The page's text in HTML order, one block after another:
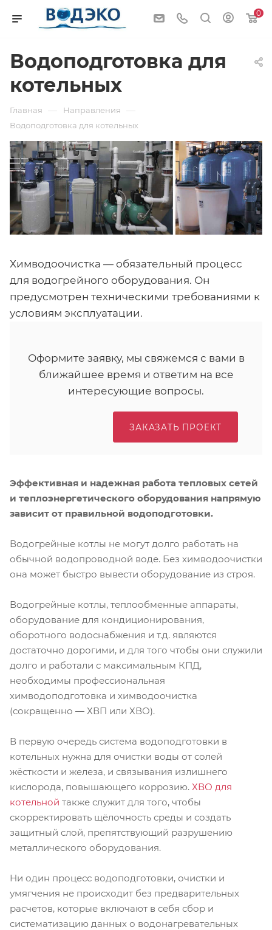
0
Водоподготовка для
котельных
Главная — Направления —
Водоподготовка для котельных
Химводоочистка — обязательный процесс
для водогрейного оборудования. Он
предусмотрен техническими требованиями к
условиям эксплуатации.
Оформите заявку, мы свяжемся с вами в
ближайшее время и ответим на все
интересующие вопросы.
ЗАКАЗАТЬ ПРОЕКТ
Эффективная и надежная работа тепловых сетей
и теплоэнергетического оборудования напрямую
зависит от правильной водоподготовки.
Водогрейные котлы не могут долго работать на
обычной водопроводной воде. Без химводоочистки
она может быстро вывести оборудование из строя.
Водогрейные котлы, теплообменные аппараты,
оборудование для кондиционирования,
оборотного водоснабжения и т.д. являются
достаточно дорогими, и для того чтобы они служили
долго и работали с максимальным КПД,
необходимы профессиональная
химводоподготовка и химводоочистка
(сокращенно — ХВП или ХВО).
В первую очередь система водоподготовки в
котельных нужна для очистки воды от солей
жёсткости и железа, и связывания излишнего
кислорода, повышающего коррозию. ХВО для
котельной также служит для того, чтобы
скорректировать щёлочность среды и создать
защитный слой, препятствующий разрушению
металлического оборудования.
Ни один процесс водоподготовки, очистки и
умягчения не происходит без предварительных
расчетов, которые включают в себя сбор и
систематизацию данных о водонагревательных